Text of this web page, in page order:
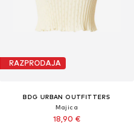
RAZPRODAJA
BDG URBAN OUTFITTERS
Majica
18,90 €